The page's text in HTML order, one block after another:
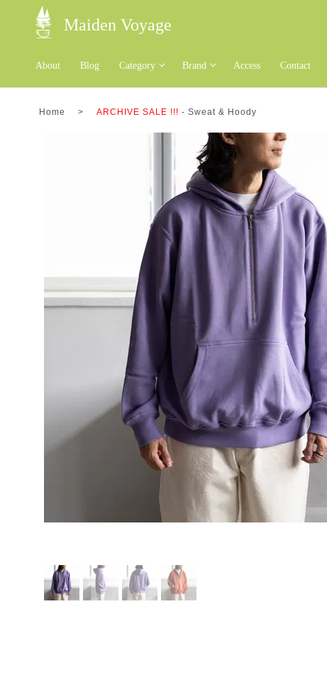
Maiden Voyage
About Blog Category Brand Access Contact
Home > ARCHIVE SALE !!! - Sweat & Hoody